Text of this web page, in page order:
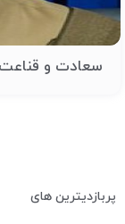
سعادت و قناعت
پربازدیترین های